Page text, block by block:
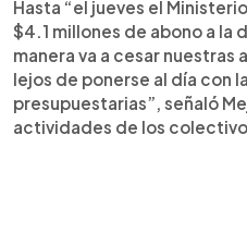
Hasta “el jueves el
$4.1 millones de abono a la
manera va a cesar
lejos de ponerse al día con
presupuestarias”, señaló
actividades de los